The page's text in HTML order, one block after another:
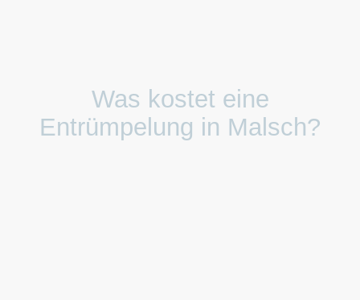
Was kostet eine
Entrümpelung in Malsch?